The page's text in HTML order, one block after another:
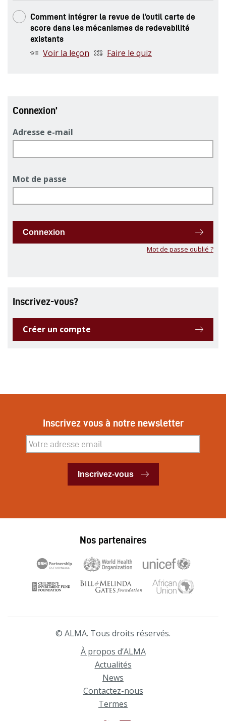
Comment intégrer la revue de l’outil carte de
score dans les mécanismes de redevabilité
existants
Voir la leçon Faire le quiz
Connexion’
Adresse e-mail
Mot de passe
Connexion
Mot de passe oublié ?
Inscrivez-vous?
Créer un compte
Inscrivez vous à notre newsletter
Inscrivez-vous
Inscrivez-vous
Nos partenaires
© ALMA. Tous droits réservés.
À propos d’ALMA
Actualités
News
Contactez-nous
Termes